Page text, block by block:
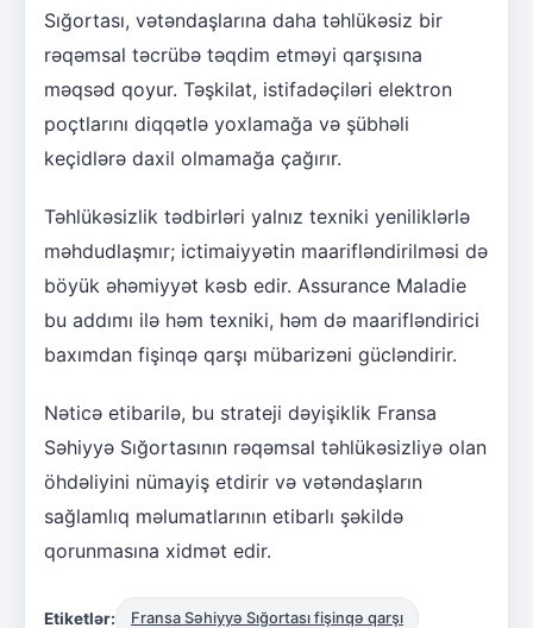
Sığortası, vətəndaşlarına daha təhlükəsiz bir
rəqəmsal təcrübə təqdim etməyi qarşısına
məqsəd qoyur. Təşkilat, istifadəçiləri elektron
poçtlarını diqqətlə yoxlamağa və şübhəli
keçidlərə daxil olmamağa çağırır.
Təhlükəsizlik tədbirləri yalnız texniki yeniliklərlə
məhdudlaşmır; ictimaiyyətin maarifləndirilməsi də
böyük əhəmiyyət kəsb edir. Assurance Maladie
bu addımı ilə həm texniki, həm də maarifləndirici
baxımdan fişinqə qarşı mübarizəni gücləndirir.
Nəticə etibarilə, bu strateji dəyişiklik Fransa
Səhiyyə Sığortasının rəqəmsal təhlükəsizliyə olan
öhdəliyini nümayiş etdirir və vətəndaşların
sağlamlıq məlumatlarının etibarlı şəkildə
qorunmasına xidmət edir.
Etiketlər: Fransa Səhiyyə Sığortası fişinqə qarşı